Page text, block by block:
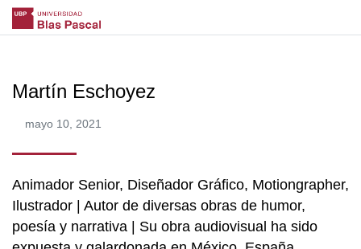
Martín Eschoyez
mayo 10, 2021
Animador Senior, Diseñador Gráfico, Motiongrapher,
Ilustrador | Autor de diversas obras de humor,
poesía y narrativa | Su obra audiovisual ha sido